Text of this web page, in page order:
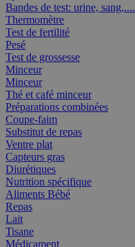
Bandes de test: urine, sang,....
Thermomètre
Test de fertilité
Pesé
Test de grossesse
Minceur
Minceur
Thé et café minceur
Préparations combinées
Coupe-faim
Substitut de repas
Ventre plat
Capteurs gras
Diurétiques
Nutrition spécifique
Aliments Bébé
Repas
Lait
Tisane
Médicament